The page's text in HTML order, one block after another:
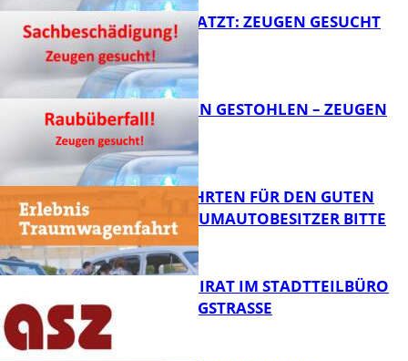
AUTO ZERKRATZT: ZEUGEN GESUCHT
FB News
TEURE KETTEN GESTOHLEN – ZEUGEN
GESUCHT!
FB News
SPENDENFAHRTEN FÜR DEN GUTEN
ZWECK – TRAUMAUTOBESITZER BITTE
MELDEN!
SENIORENBEIRAT IM STADTTEILBÜRO
IN DER KÖNIGSTRASSE